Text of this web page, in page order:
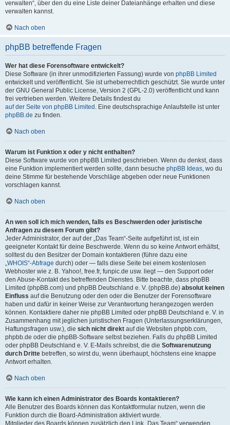
verwalten“, über den du eine Liste deiner Dateianhänge erhalten und diese
verwalten kannst.
Nach oben
phpBB betreffende Fragen
Wer hat diese Forensoftware entwickelt?
Diese Software (in ihrer unmodifizierten Fassung) wurde von phpBB Limited
entwickelt und veröffentlicht. Sie ist urheberrechtlich geschützt. Sie wurde unter
der GNU General Public License, Version 2 (GPL-2.0) veröffentlicht und kann
frei vertrieben werden. Weitere Details findest du
auf der Seite von phpBB Limited . Eine deutschsprachige Anlaufstelle ist unter
phpBB.de zu finden.
Nach oben
Warum ist Funktion x oder y nicht enthalten?
Diese Software wurde von phpBB Limited geschrieben. Wenn du denkst, dass
eine Funktion implementiert werden sollte, dann besuche phpBB Ideas, wo du
deine Stimme für bestehende Vorschläge abgeben oder neue Funktionen
vorschlagen kannst.
Nach oben
An wen soll ich mich wenden, falls es Beschwerden oder juristische
Anfragen zu diesem Forum gibt?
Jeder Administrator, der auf der „Das Team“-Seite aufgeführt ist, ist ein
geeigneter Kontakt für deine Beschwerde. Wenn du so keine Antwort erhältst,
solltest du den Besitzer der Domain kontaktieren (führe dazu eine
„WHOIS“-Abfrage durch) oder — falls diese Seite bei einem kostenlosen
Webhoster wie z. B. Yahoo!, free.fr, funpic.de usw. liegt — den Support oder
den Abuse-Kontakt des betreffenden Dienstes. Bitte beachte, dass phpBB
Limited (phpBB.com) und phpBB Deutschland e. V. (phpBB.de) absolut keinen
Einfluss auf die Benutzung oder den oder die Benutzer der Forensoftware
haben und dafür in keiner Weise zur Verantwortung herangezogen werden
können. Kontaktiere daher nie phpBB Limited oder phpBB Deutschland e. V. in
Zusammenhang mit jeglichen juristischen Fragen (Unterlassungserklärungen,
Haftungsfragen usw.), die sich nicht direkt auf die Websiten phpbb.com,
phpbb.de oder die phpBB-Software selbst beziehen. Falls du phpBB Limited
oder phpBB Deutschland e. V. E-Mails schreibst, die die Softwarenutzung
durch Dritte betreffen, so wirst du, wenn überhaupt, höchstens eine knappe
Antwort erhalten.
Nach oben
Wie kann ich einen Administrator des Boards kontaktieren?
Alle Benutzer des Boards können das Kontaktformular nutzen, wenn die
Funktion durch die Board-Administration aktiviert wurde.
Mitglieder des Boards können zusätzlich den Link „Das Team“ verwenden.